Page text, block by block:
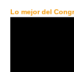
Lo mejor del